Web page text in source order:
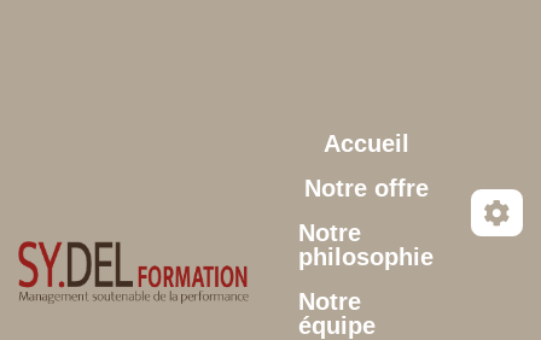
Accueil
Notre offre
Notre
philosophie
Notre
équipe